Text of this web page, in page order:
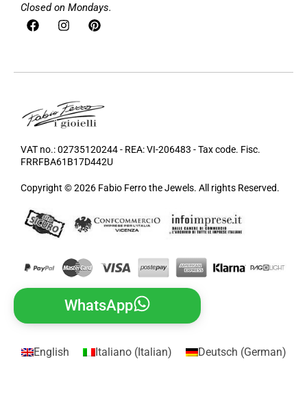
Closed on Mondays.
VAT no.: 02735120244 - REA: VI-206483 - Tax code. Fisc.
FRRFBA61B17D442U
Copyright © 2026 Fabio Ferro the Jewels. All rights Reserved.
WhatsApp
English Italiano(Italian) Deutsch (German)